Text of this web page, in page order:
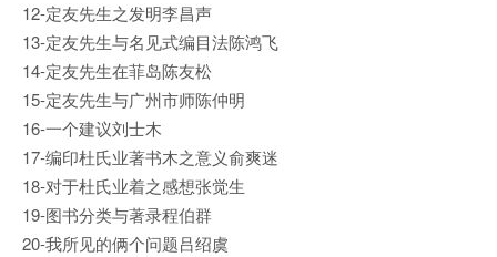
12-定友先生之发明李昌声
13-定友先生与名见式编目法陈鸿飞
14-定友先生在菲岛陈友松
15-定友先生与广州市师陈仲明
16-一个建议刘士木
17-编印杜氏业著书木之意义俞爽迷
18-对于杜氏业着之感想张觉生
19-图书分类与著录程伯群
20-我所见的俩个问题吕绍虞